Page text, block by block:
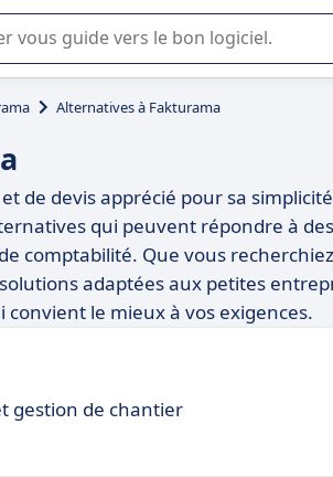
ou la sélection de logiciel SaaS
Alternatives à Fakturama
de devis apprécié pour sa
qui peuvent répondre à
comptabilité. Que vous
adaptées aux petites
le mieux à vos exigences.
gestion de chantier